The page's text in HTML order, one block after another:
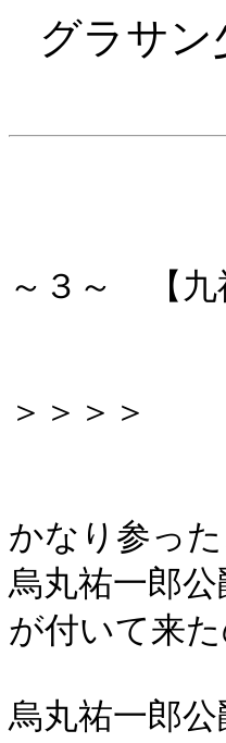
グラサ
～３～ 【九
＞＞＞＞
かなり参っ
烏丸祐一郎
が付いて来
烏丸祐一郎